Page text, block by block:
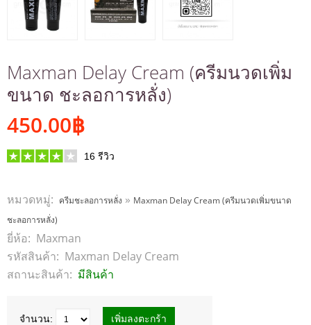
Maxman Delay Cream (ครีมนวดเพิ่ม
ขนาด ชะลอการหลั่ง)
450.00฿
16 รีวิว
หมวดหมู่: ครีมชะลอการหลั่ง » Maxman Delay Cream (ครีมนวดเพิ่มขนาด
ชะลอการหลั่ง)
ยี่ห้อ: Maxman
รหัสสินค้า: Maxman Delay Cream
สถานะสินค้า: มีสินค้า
จำนวน: